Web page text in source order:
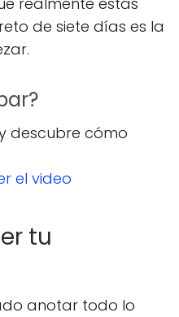
de siete días es la
descubre cómo
el video
tu
anotar todo lo